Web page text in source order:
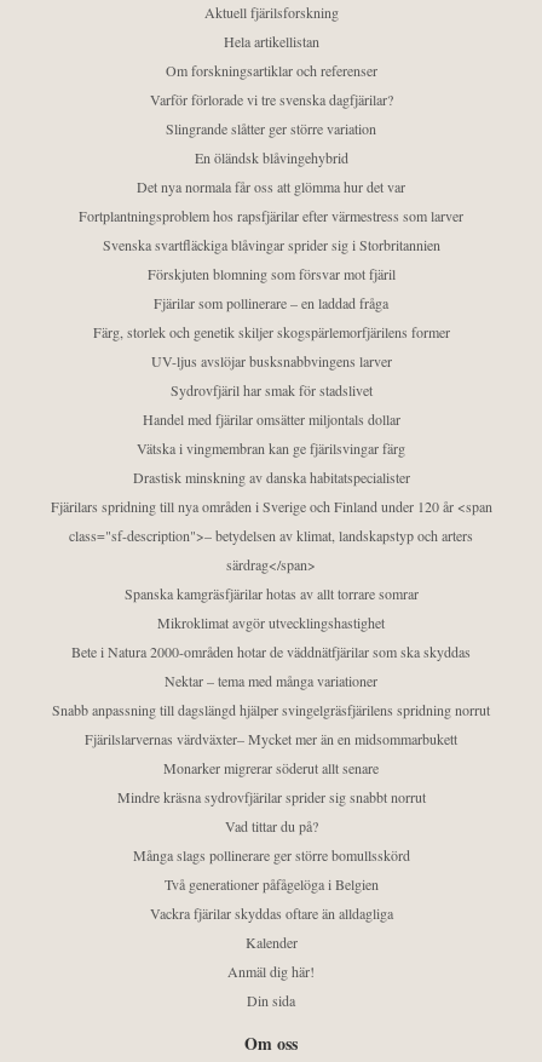
Aktuell fjärilsforskning
Hela artikellistan
Om forskningsartiklar och referenser
Varför förlorade vi tre svenska dagfjärilar?
Slingrande slåtter ger större variation
En öländsk blåvingehybrid
Det nya normala får oss att glömma hur det var
Fortplantningsproblem hos rapsfjärilar efter värmestress som larver
Svenska svartfläckiga blåvingar sprider sig i Storbritannien
Förskjuten blomning som försvar mot fjäril
Fjärilar som pollinerare – en laddad fråga
Färg, storlek och genetik skiljer skogspärlemorfjärilens former
UV-ljus avslöjar busksnabbvingens larver
Sydrovfjäril har smak för stadslivet
Handel med fjärilar omsätter miljontals dollar
Vätska i vingmembran kan ge fjärilsvingar färg
Drastisk minskning av danska habitatspecialister
Fjärilars spridning till nya områden i Sverige och Finland under 120 år <span
class="sf-description">– betydelsen av klimat, landskapstyp och arters
särdrag</span>
Spanska kamgräsfjärilar hotas av allt torrare somrar
Mikroklimat avgör utvecklingshastighet
Bete i Natura 2000-områden hotar de väddnätfjärilar som ska skyddas
Nektar – tema med många variationer
Snabb anpassning till dagslängd hjälper svingelgräsfjärilens spridning norrut
Fjärilslarvernas värdväxter– Mycket mer än en midsommarbukett
Monarker migrerar söderut allt senare
Mindre kräsna sydrovfjärilar sprider sig snabbt norrut
Vad tittar du på?
Många slags pollinerare ger större bomullsskörd
Två generationer påfågelöga i Belgien
Vackra fjärilar skyddas oftare än alldagliga
Kalender
Anmäl dig här!
Din sida
Om oss